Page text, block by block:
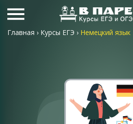
Главная › Курсы ЕГЭ › Немецкий язык